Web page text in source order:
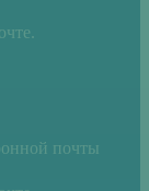
почты